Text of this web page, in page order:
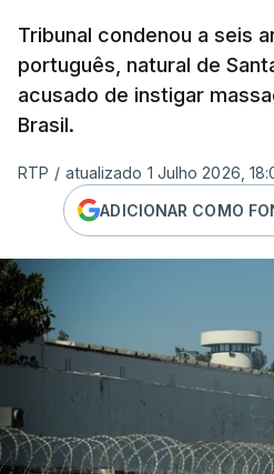
Tribunal condenou a seis
português, natural de
acusado de instigar
Brasil.
RTP / atualizado 1 Julho 2026,
ADICIONAR COMO